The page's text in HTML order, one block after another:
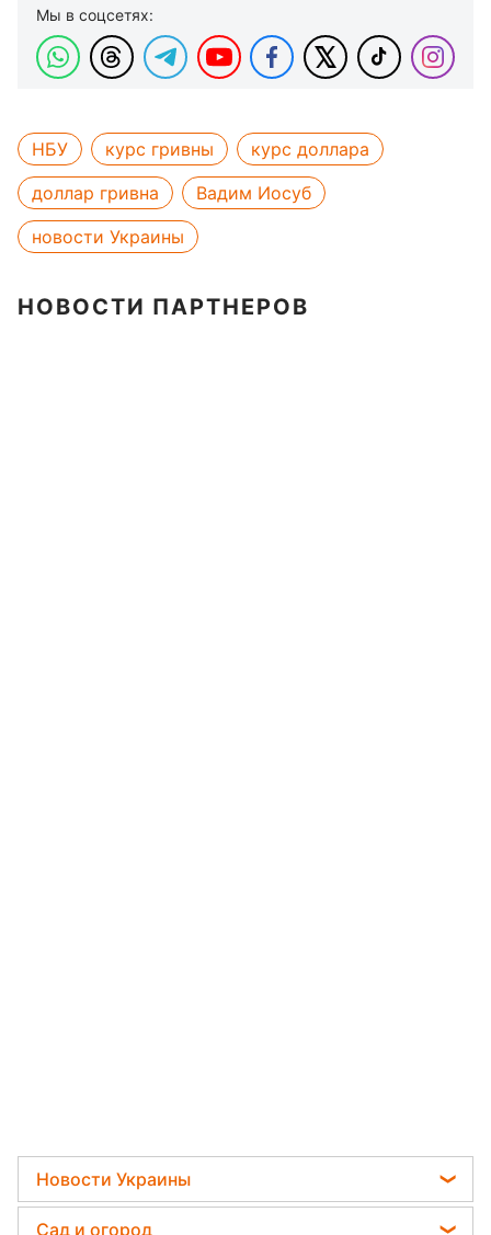
Мы в соцсетях:
НБУ курс гривны
курс доллара
доллар гривна
Вадим Иосуб
новости Украины
НОВОСТИ ПАРТНЕРОВ
Новости Украины
Мобилизация
Сад и огород